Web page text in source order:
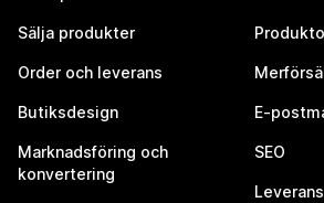
Sälja produkter
Order och leverans
Butiksdesign
Marknadsföring och
konvertering
E-
SEO
Leverans